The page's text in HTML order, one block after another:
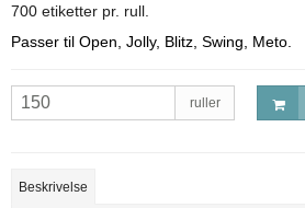
700 etiketter pr. rull.
Passer til Open, Jolly, Blitz, Swing, Meto.
ruller
Beskrivelse